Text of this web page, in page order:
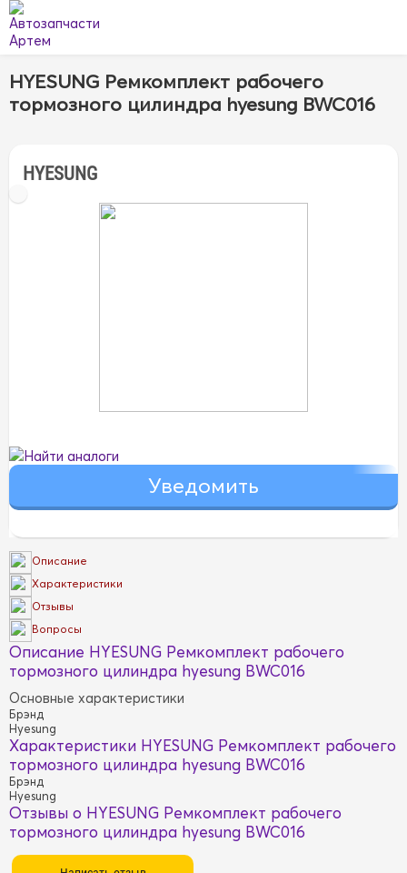
HYESUNG Ремкомплект рабочего
тормозного цилиндра hyesung BWC016
HYESUNG
Найти аналоги
Описание
Характеристики
Отзывы
Вопросы
Описание HYESUNG Ремкомплект рабочего
тормозного цилиндра hyesung BWC016
Основные характеристики
Брэнд
Hyesung
Характеристики HYESUNG Ремкомплект рабочего
тормозного цилиндра hyesung BWC016
Брэнд
Hyesung
Отзывы о HYESUNG Ремкомплект рабочего
тормозного цилиндра hyesung BWC016